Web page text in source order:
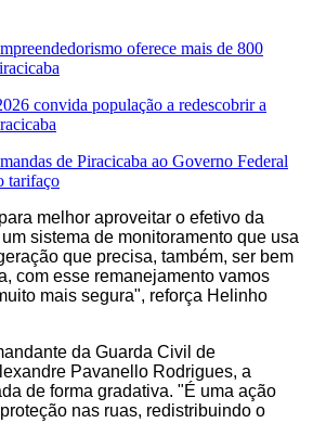
oferece mais de 800
convida população a redescobrir a
de Piracicaba ao Governo Federal
tarifaço
melhor aproveitar o efetivo da
sistema de monitoramento que usa
que precisa, também, ser bem
com esse remanejamento vamos
mais segura", reforça Helinho
da Guarda Civil de
Pavanello Rodrigues, a
de forma gradativa. "É uma ação
nas ruas, redistribuindo o